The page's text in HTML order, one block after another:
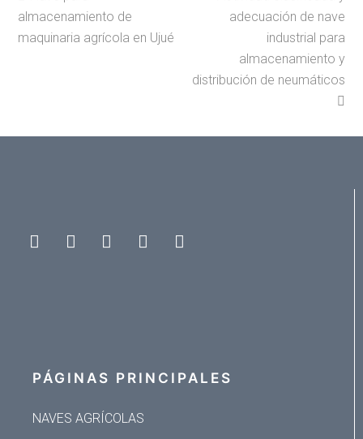
post:
almacenamiento de
maquinaria agrícola en Ujué
post:
adecuación de nave
industrial para
almacenamiento y
distribución de neumáticos
InstagramFacebook
Vimeo Twitter
PÁGINAS PRINCIPALES
NAVES AGRÍCOLAS